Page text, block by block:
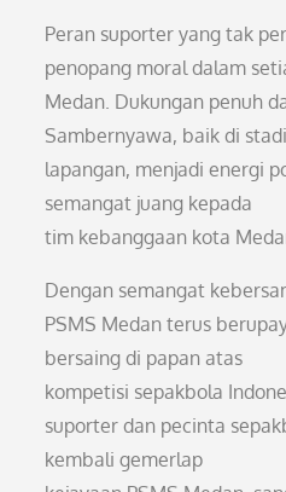
Peran suporter yang tak
penopang moral dalam
Medan. Dukungan penuh
Sambernyawa, baik di
lapangan, menjadi energi
semangat juang kepada
tim kebanggaan kota
Dengan semangat
PSMS Medan terus
bersaing di papan atas
kompetisi sepakbola
suporter dan pecinta
kembali gemerlap